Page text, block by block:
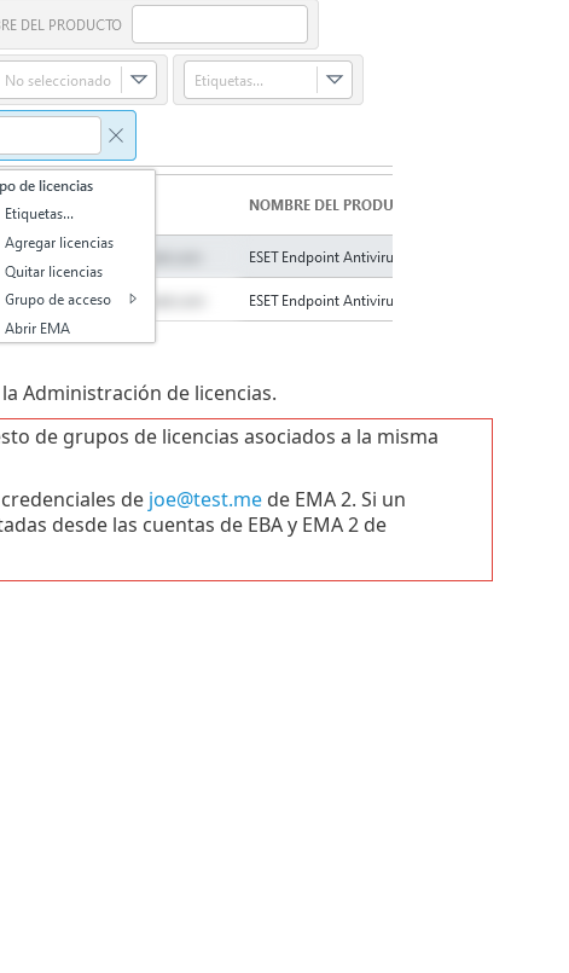
Administración de licencias.
de grupos de licencias asociados a la misma
de joe@test.mede EMA 2. Si un
desde las cuentas de EBA y EMA 2 de